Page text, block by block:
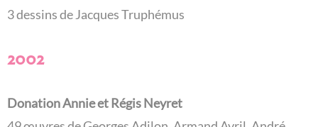
3 dessins de Jacques Truphémus
2002
Donation Annie et Régis Neyret